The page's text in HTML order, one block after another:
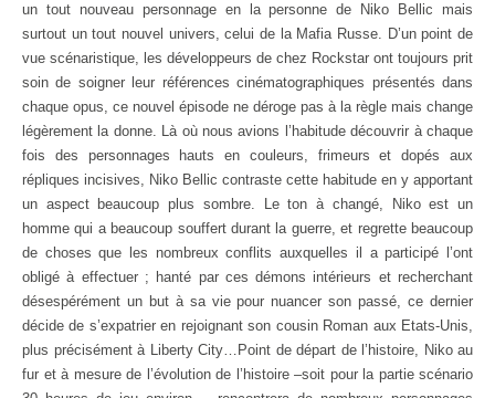
un tout nouveau personnage en la personne de Niko Bellic mais
surtout un tout nouvel univers, celui de la Mafia Russe. D’un point de
vue scénaristique, les développeurs de chez Rockstar ont toujours prit
soin de soigner leur références cinématographiques présentés dans
chaque opus, ce nouvel épisode ne déroge pas à la règle mais change
légèrement la donne. Là où nous avions l’habitude découvrir à chaque
fois des personnages hauts en couleurs, frimeurs et dopés aux
répliques incisives, Niko Bellic contraste cette habitude en y apportant
un aspect beaucoup plus sombre. Le ton à changé, Niko est un
homme qui a beaucoup souffert durant la guerre, et regrette beaucoup
de choses que les nombreux conflits auxquelles il a participé l’ont
obligé à effectuer ; hanté par ces démons intérieurs et recherchant
désespérément un but à sa vie pour nuancer son passé, ce dernier
décide de s’expatrier en rejoignant son cousin Roman aux Etats-Unis,
plus précisément à Liberty City…Point de départ de l’histoire, Niko au
fur et à mesure de l’évolution de l’histoire –soit pour la partie scénario